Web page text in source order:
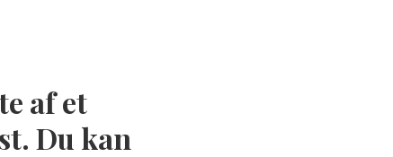
af et
Du kan